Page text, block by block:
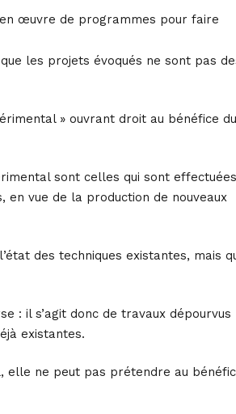
œuvre de programmes pour faire
les projets évoqués ne sont pas
» ouvrant droit au bénéfice du
sont celles qui sont effectuées
vue de la production de nouveaux
des techniques existantes, mais
: il s’agit donc de travaux dépourvus
existantes.
elle ne peut pas prétendre au